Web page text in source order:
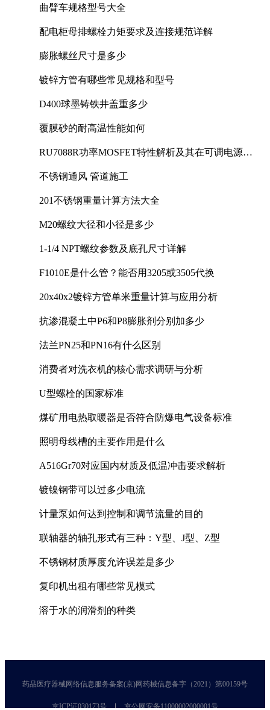
曲臂车规格型号大全
配电柜母排螺栓力矩要求及连接规范详解
膨胀螺丝尺寸是多少
镀锌方管有哪些常见规格和型号
D400球墨铸铁井盖重多少
覆膜砂的耐高温性能如何
RU7088R功率MOSFET特性解析及其在可调电源设
不锈钢通风 管道施工
201不锈钢重量计算方法大全
M20螺纹大径和小径是多少
1-1/4 NPT螺纹参数及底孔尺寸详解
F1010E是什么管？能否用3205或3505代换
20x40x2镀锌方管单米重量计算与应用分析
抗渗混凝土中P6和P8膨胀剂分别加多少
法兰PN25和PN16有什么区别
消费者对洗衣机的核心需求调研与分析
U型螺栓的国家标准
煤矿用电热取暖器是否符合防爆电气设备标准
照明母线槽的主要作用是什么
A516Gr70对应国内材质及低温冲击要求解析
镀镍钢带可以过多少电流
计量泵如何达到控制和调节流量的目的
联轴器的轴孔形式有三种：Y型、J型、Z型
不锈钢材质厚度允许误差是多少
复印机出租有哪些常见模式
溶于水的润滑剂的种类
药品医疗器械网络信息服务备案(京)网药械信息备字（2021）第00159号
京ICP证030173号 京公网安备11000002000001号